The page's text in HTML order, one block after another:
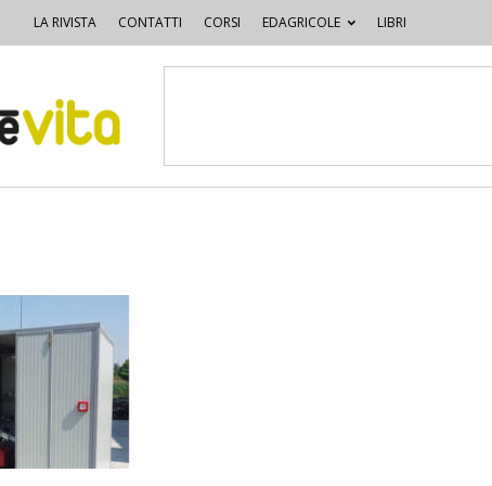
LA RIVISTA CONTATTI CORSI EDAGRICOLE LIBRI